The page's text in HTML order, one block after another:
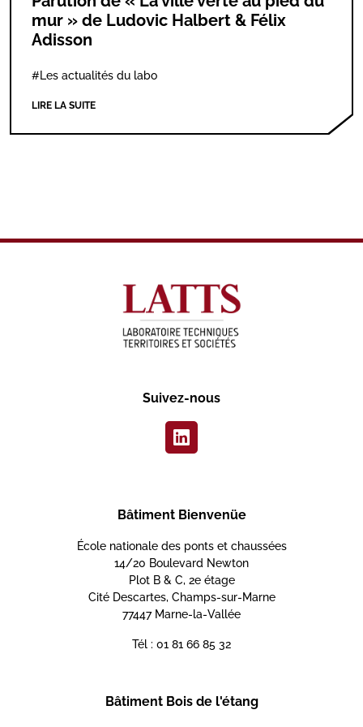
mur » de Ludovic Halbert & Félix
Adisson
#Les actualités du labo
LIRE LA SUITE
Suivez-nous
Bâtiment Bienvenüe
École nationale des ponts et chaussées
14/20 Boulevard Newton
Plot B & C, 2e étage
Cité Descartes, Champs-sur-Marne
77447 Marne-la-Vallée
Tél : 01 81 66 85 32
Bâtiment Bois de l'étang